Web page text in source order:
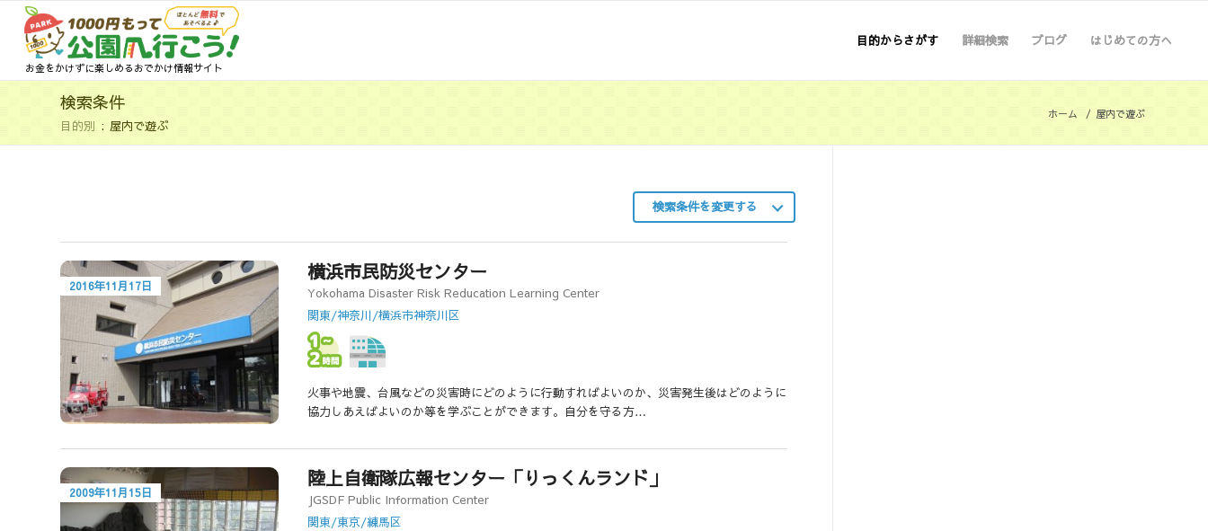
お金をかけずに楽しめるおでかけ情報サイト
目的からさがす 詳細検索 ブログ はじめての方へ
検索条件
目的別 屋内で遊ぶ
ホーム / 屋内で遊ぶ
検索条件を変更する
2016年11月17日
横浜市民防災センター
Yokohama Disaster Risk Reducation Learning Center
関東/神奈川/横浜市神奈川区
火事や地震、台風などの災害時にどのように行動すればよいのか、災害発生後はどのように
協力しあえばよいのか等を学ぶことができます。自分を守る方…
2009年11月15日
陸上自衛隊広報センター「りっくんランド」
JGSDF Public Information Center
関東/東京/練馬区